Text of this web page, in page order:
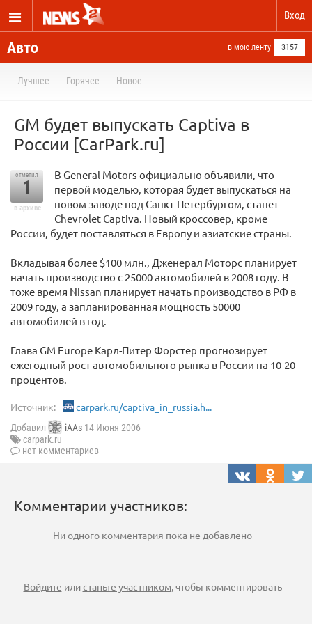
Вход
Авто в мою ленту 3157
Лучшее Горячее Новое
GM будет выпускать Captiva в
России [CarPark.ru]
отметил
1
в архиве
В General Motors официально объявили, что
первой моделью, которая будет выпускаться на
новом заводе под Санкт-Петербургом, станет
Chevrolet Captiva. Новый кроссовер, кроме
России, будет поставляться в Европу и азиатские страны.
Вкладывая более $100 млн., Дженерал Моторс планирует
начать производство с 25000 автомобилей в 2008 году. В
тоже время Nissan планирует начать производство в РФ в
2009 году, а запланированная мощность 50000
автомобилей в год.
Глава GM Europe Карл-Питер Форстер прогнозирует
ежегодный рост автомобильного рынка в России на 10-20
процентов.
Источник: carpark.ru/captiva_in_russia.h...
Добавил iAAs 14 Июня 2006
carpark.ru
нет комментариев
Комментарии участников:
Ни одного комментария пока не добавлено
Войдите илистаньте участником, чтобы комментировать